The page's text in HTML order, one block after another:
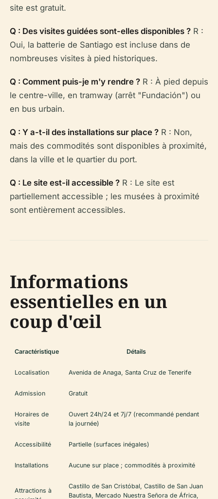
site est gratuit.
Q : Des visites guidées sont-elles disponibles ? R :
Oui, la batterie de Santiago est incluse dans de
nombreuses visites à pied historiques.
Q : Comment puis-je m'y rendre ? R : À pied depuis
le centre-ville, en tramway (arrêt "Fundación") ou
en bus urbain.
Q : Y a-t-il des installations sur place ? R : Non,
mais des commodités sont disponibles à proximité,
dans la ville et le quartier du port.
Q : Le site est-il accessible ? R : Le site est
partiellement accessible ; les musées à proximité
sont entièrement accessibles.
Informations
essentielles en un
coup d'œil
Caractéristique Détails
Localisation Avenida de Anaga, Santa Cruz de Tenerife
Admission Gratuit
Horaires de
visite
Ouvert 24h/24 et 7j/7 (recommandé pendant
la journée)
Accessibilité Partielle (surfaces inégales)
Installations Aucune sur place ; commodités à proximité
Attractions à
Castillo de San Cristóbal, Castillo de San Juan
Bautista, Mercado Nuestra Señora de África,